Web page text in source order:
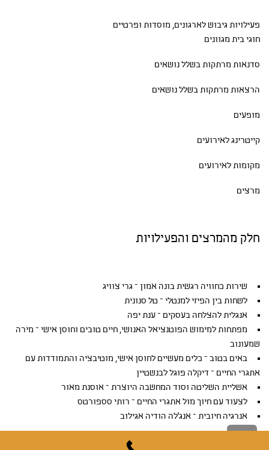
פעילויות גיבושלארגונים, מוסדות ופרטיים
חוגי בית מגוונים
סדנאות מרתקות בשלל נושאים
הרצאות מרתקות בשלל נושאים
מופעים
קייטרינג לאירועים
מקומות לאירועים
מרצים
חלק מהמרצים והפעילויות
שירות כחוויה רגשית בונה אמון – גרי צוויג
לשחות בין הפיזי למנטלי – טל סנונית
אנגלית להצלחה בעסקים – ענת יפה
מפתחות למימוש הפוטנציאל האנושי, חיים טובים וחוסן אישי – מירה
שמעונוב
באים בטוב – כלים מעשיים לחוסן אישי, מוטיבציה והתמודדות עם
אתגרי החיים – דיקלה פוגל לבנשטיין
אשליית השליטה וסוד המחשבה היוצרת – אוסנת מאור
לצעוד עם חיוך מול אתגרי החיים – רותי סספורטס
אנרגיה חיובית – אנג'לה הודיה אגילוב